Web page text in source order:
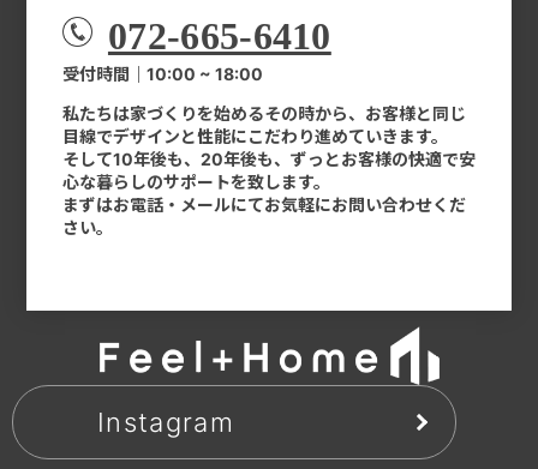
072-665-6410
受付時間｜10:00 ~ 18:00
私たちは家づくりを始めるその時から、お客様と同じ
目線でデザインと性能にこだわり進めていきます。
そして10年後も、20年後も、ずっとお客様の快適で安
心な暮らしのサポートを致します。
まずはお電話・メールにてお気軽にお問い合わせくだ
さい。
Instagram